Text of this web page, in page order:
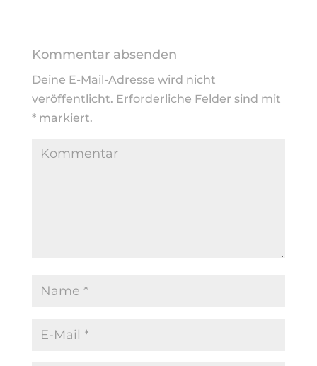
Kommentar absenden
Deine E-Mail-Adresse wird nicht
veröffentlicht. Erforderliche Felder sind mit
*markiert.